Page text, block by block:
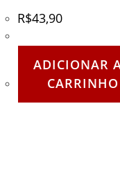
R$43,90
ADICIONAR
CARRINHO